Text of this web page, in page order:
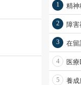
1 精神
2 障
3 在留
4 医
5 養成